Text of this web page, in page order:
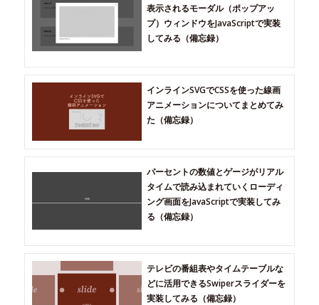
表示されるモーダル（ポップアッ
プ）ウィンドウをJavaScriptで実装
してみる（備忘録）
インラインSVGでCSSを使った線画
アニメーションについてまとめてみ
た（備忘録）
パーセントの数値とゲージがリアル
タイムで読み込まれていくローディ
ング画面をJavaScriptで実装してみ
る（備忘録）
テレビの番組表やタイムテーブルな
どに活用できるSwiperスライダーを
実装してみる（備忘録）